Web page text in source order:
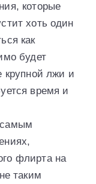
которые
хоть один
как
будет
крупной лжи и
время и
флирта на
таким